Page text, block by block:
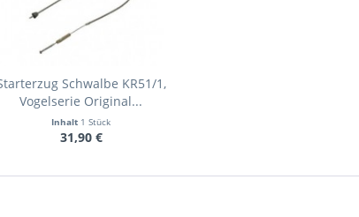
Schwalbe KR51/1,
Vogelserie Original...
Inhalt 1 Stück
31,90 €